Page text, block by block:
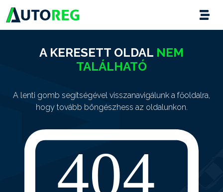
A KERESETT OLDAL NEM
TALÁLHATÓ
A lenti gomb segítségével visszanavigálunk a főoldalra,
hogy tovább böngészhess az oldalunkon.